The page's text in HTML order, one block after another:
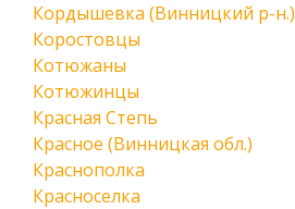
Кордышевка (Винницкий р-н.)
Коростовцы
Котюжаны
Котюжинцы
Красная Степь
Красное (Винницкая обл.)
Краснополка
Красноселка